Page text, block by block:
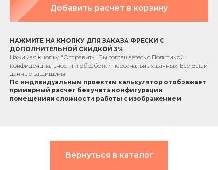
Добавить расчет в корзину
НАЖМИТЕ НА КНОПКУ ДЛЯ ЗАКАЗА ФРЕСКИ С
ДОПОЛНИТЕЛЬНОЙ СКИДКОЙ 3%
Нажимая кнопку "Отправить" Вы соглашаетесь с Политикой
конфиденциальности и обработки персональных данных. Все Ваши
данные защищены.
По индивидуальным проектам калькулятор отображает
примерный расчет без учета конфигурации
помещенияи сложности работы с изображением.
Вернуться в каталог